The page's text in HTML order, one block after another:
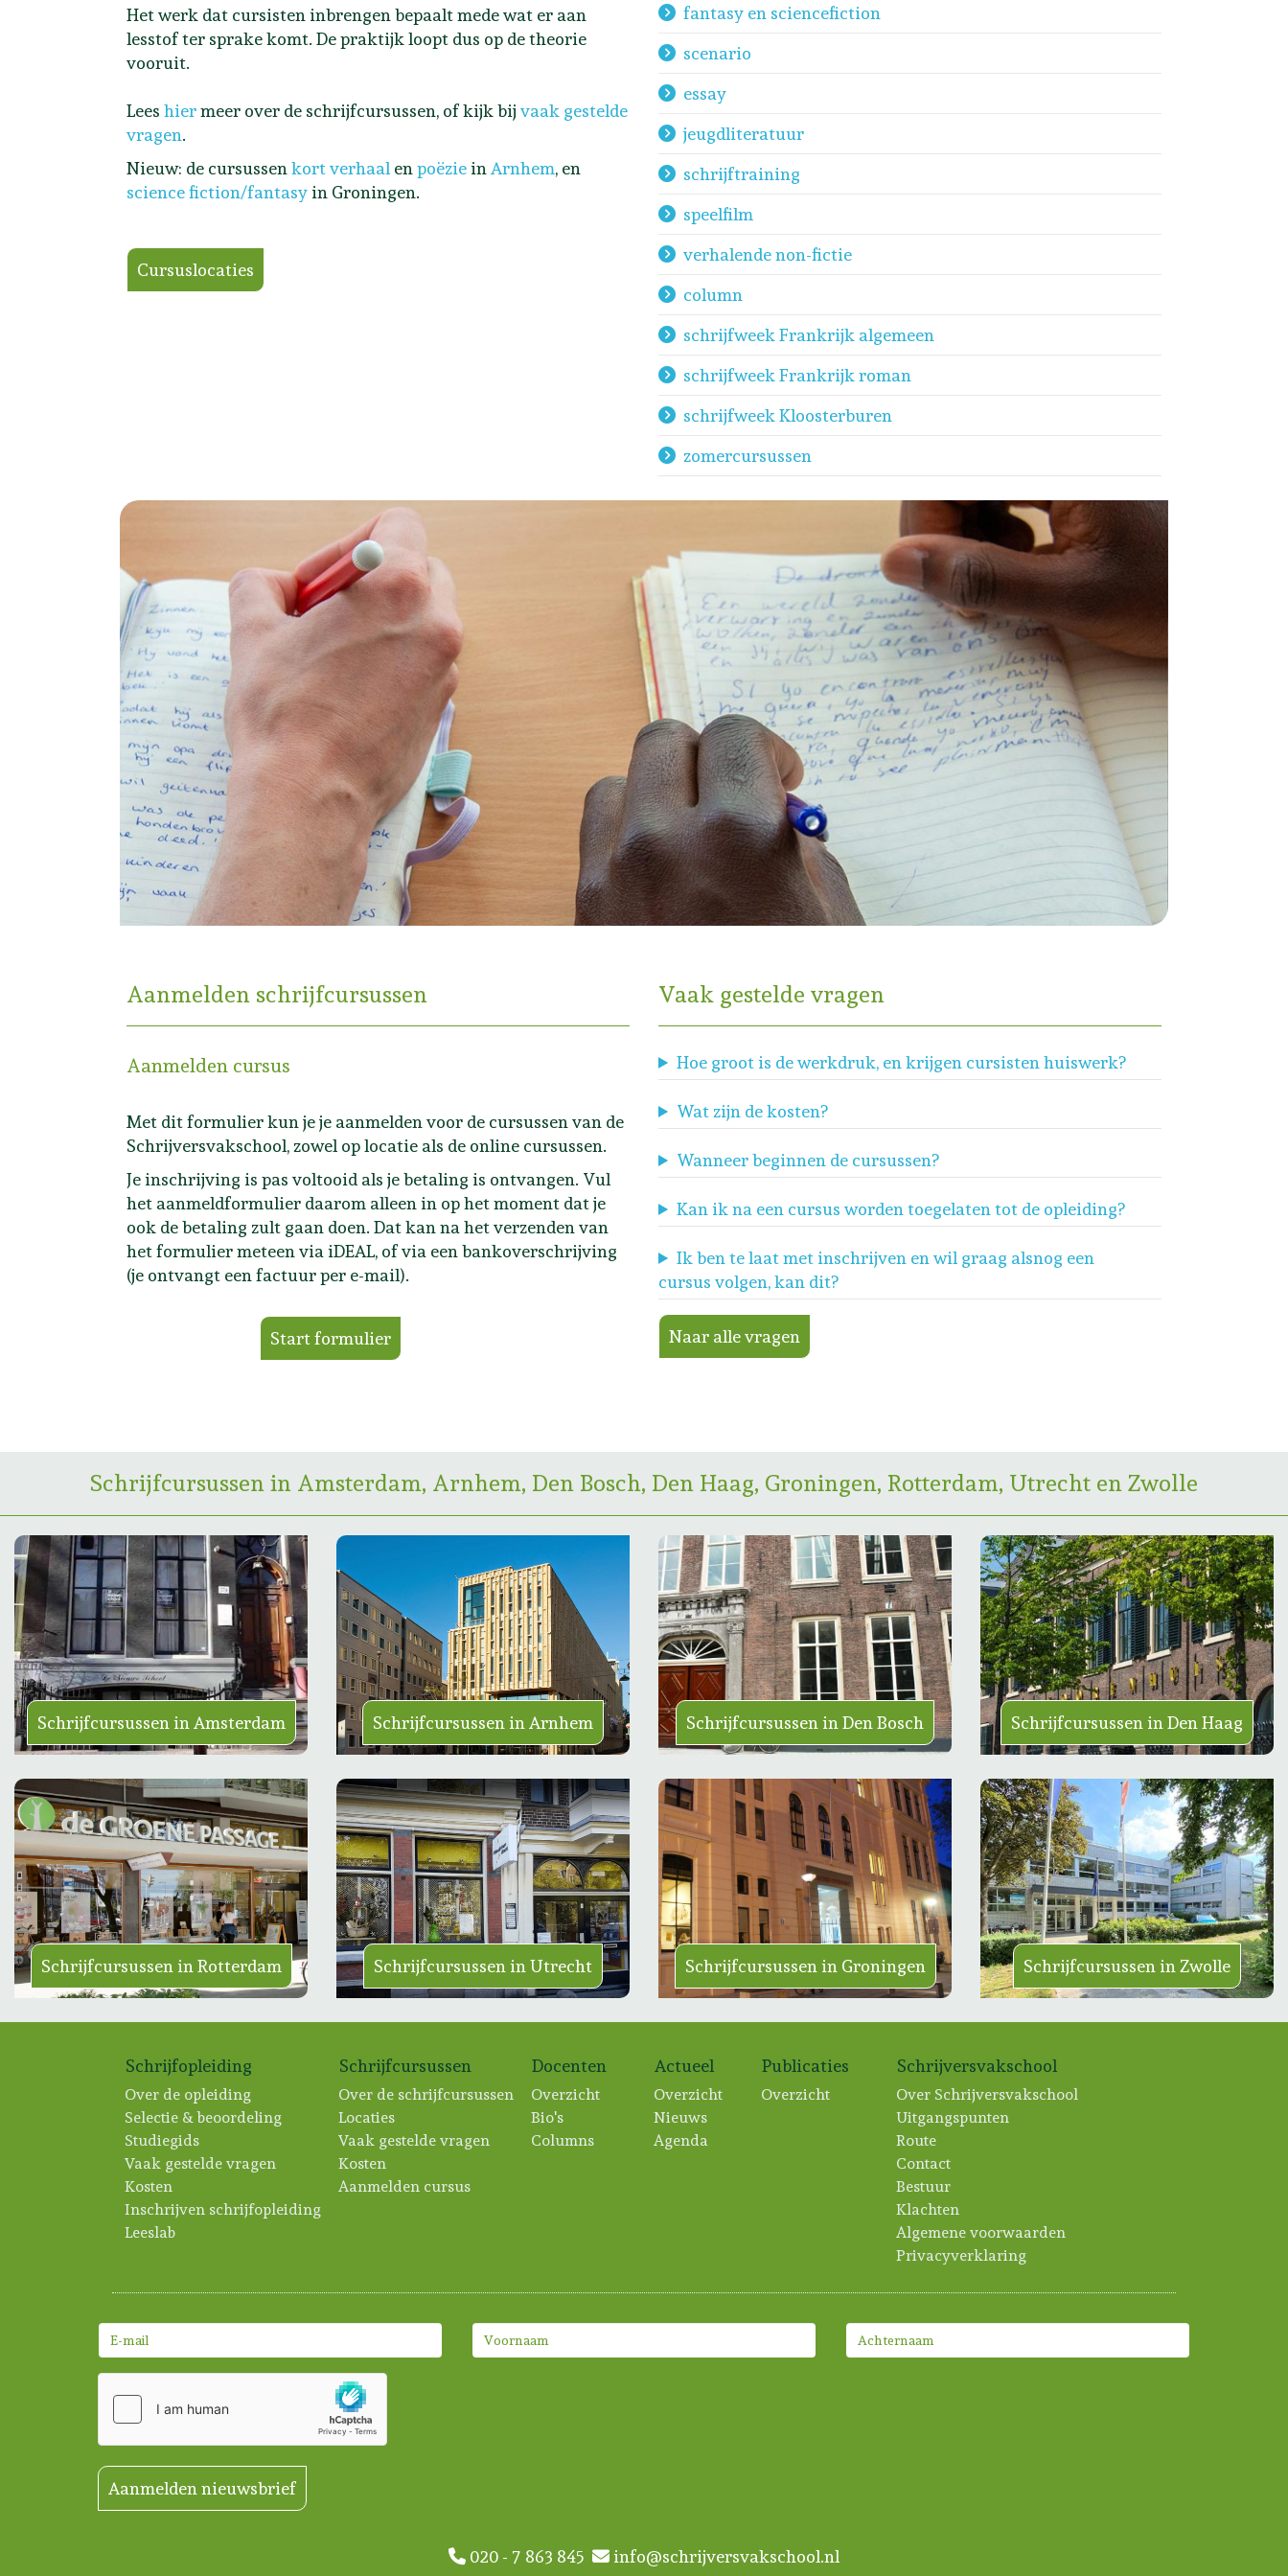
Het werk dat cursisten inbrengen bepaalt mede wat er aan
lesstof ter sprake komt. De praktijk loopt dus op de theorie
vooruit.
Lees hiermeer over de schrijfcursussen, of kijk bij vaak gestelde
vragen.
Nieuw: de cursussen kort verhaal en poëziein Arnhem, en
science fiction/fantasyin Groningen.
Cursuslocaties
fantasy en sciencefiction
scenario
essay
jeugdliteratuur
schrijftraining
speelfilm
verhalende non-fictie
column
schrijfweek Frankrijk algemeen
schrijfweek Frankrijk roman
schrijfweek Kloosterburen
zomercursussen
Aanmelden schrijfcursussen
Aanmelden cursus
Met dit formulier kun je je aanmelden voor de cursussen van de
Schrijversvakschool, zowel op locatie als de online cursussen.
Je inschrijving is pas voltooid als je betaling is ontvangen. Vul
het aanmeldformulier daarom alleen in op het moment dat je
ook de betaling zult gaan doen. Dat kan na het verzenden van
het formulier meteen via iDEAL, of via een bankoverschrijving
(je ontvangt een factuur per e-mail).
Start formulier
Vaak gestelde vragen
Hoe groot is de werkdruk, en krijgen cursisten huiswerk?
Wat zijn de kosten?
Wanneer beginnen de cursussen?
Kan ik na een cursus worden toegelaten tot de opleiding?
Ik ben te laat met inschrijven en wil graag alsnog een
cursus volgen, kan dit?
Naar alle vragen
Schrijfcursussen in Amsterdam, Arnhem, Den Bosch, Den Haag, Groningen, Rotterdam, Utrecht en Zwolle
Schrijfcursussen in Amsterdam Schrijfcursussen in Arnhem Schrijfcursussen in Den Bosch Schrijfcursussen in Den Haag
Schrijfcursussen in Rotterdam Schrijfcursussen in Utrecht Schrijfcursussen in Groningen Schrijfcursussen in Zwolle
Schrijfopleiding
Over de opleiding
Selectie & beoordeling
Studiegids
Vaak gestelde vragen
Kosten
Inschrijven schrijfopleiding
Leeslab
Schrijfcursussen
Over de schrijfcursussen
Locaties
Vaak gestelde vragen
Kosten
Aanmelden cursus
Docenten
Overzicht
Bio's
Columns
Actueel
Overzicht
Nieuws
Agenda
Publicaties
Overzicht
Schrijversvakschool
Over Schrijversvakschool
Uitgangspunten
Route
Contact
Bestuur
Klachten
Algemene voorwaarden
Privacyverklaring
Aanmelden nieuwsbrief
020 - 7 863 845 info@schrijversvakschool.nl